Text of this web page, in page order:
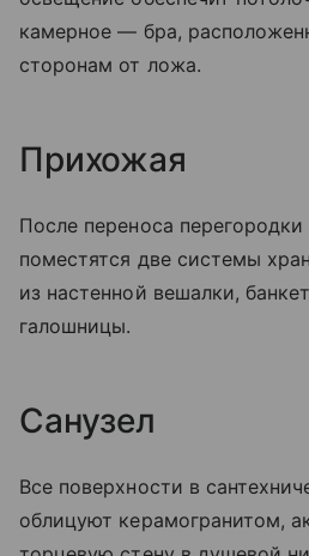
камерное — бра,
сторонам от ложа.
Прихожая
После переноса
поместятся две системы
из настенной вешалки,
галошницы.
Санузел
Все поверхности в
облицуют керамогранитом,